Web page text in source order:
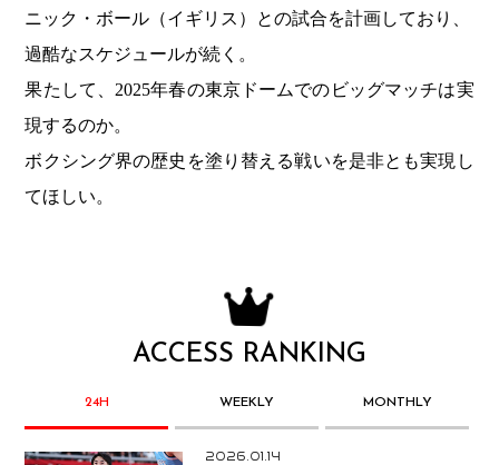
ニック・ボール（イギリス）との試合を計画しており、
過酷なスケジュールが続く。
果たして、2025年春の東京ドームでのビッグマッチは実
現するのか。
ボクシング界の歴史を塗り替える戦いを是非とも実現し
てほしい。
ACCESS RANKING
24H WEEKLY MONTHLY
2026.01.14